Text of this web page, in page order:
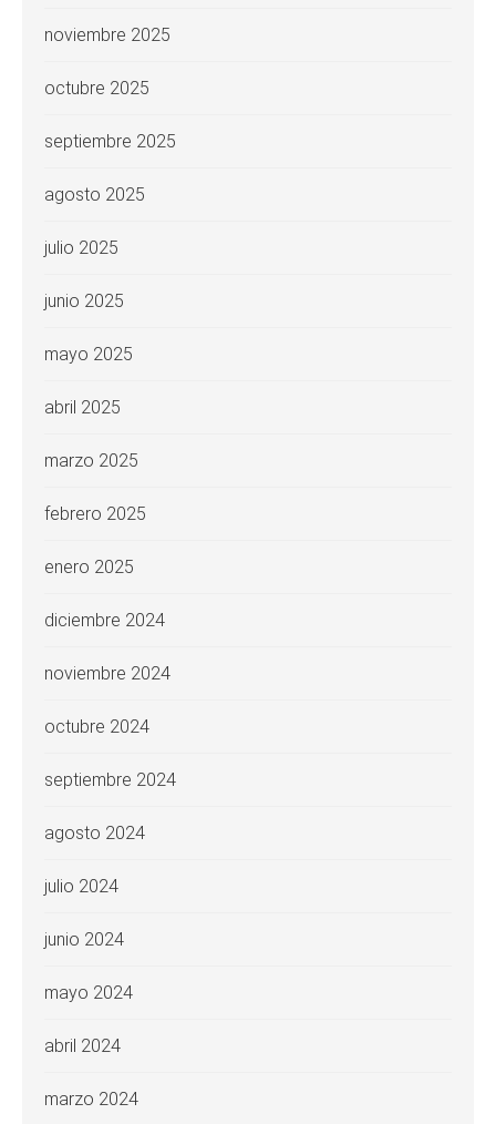
noviembre 2025
octubre 2025
septiembre 2025
agosto 2025
julio 2025
junio 2025
mayo 2025
abril 2025
marzo 2025
febrero 2025
enero 2025
diciembre 2024
noviembre 2024
octubre 2024
septiembre 2024
agosto 2024
julio 2024
junio 2024
mayo 2024
abril 2024
marzo 2024